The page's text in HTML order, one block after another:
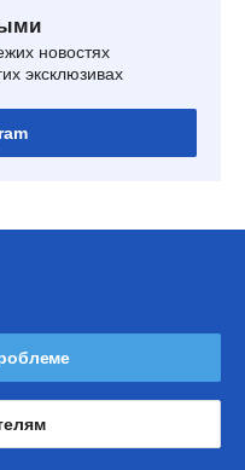
новостях
эксклюзивах